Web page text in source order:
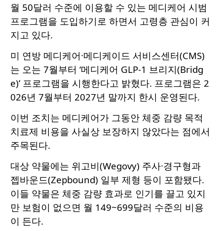
월 50달러 수준에 이용할 수 있는 메디케어 시범
프로그램을 도입하기로 하면서 고령층 관심이 커
지고 있다.
미 연방 메디케어·메디케이드 서비스센터(CMS)
는 오는 7월부터 ‘메디케어 GLP-1 브리지(Bridg
e)’ 프로그램을 시행한다고 밝혔다. 프로그램은 2
026년 7월부터 2027년 말까지 한시 운영된다.
이번 조치는 메디케어가 그동안 체중 감량 목적
치료제 비용을 사실상 보장하지 않았다는 점에서
주목된다.
대상 약물에는 위고비(Wegovy) 주사·경구형과
젭바운드(Zepbound) 일부 제형 등이 포함됐다.
이들 약물은 체중 감량 효과로 인기를 끌고 있지
만 보험이 없으면 월 149~699달러 수준의 비용
이 든다.